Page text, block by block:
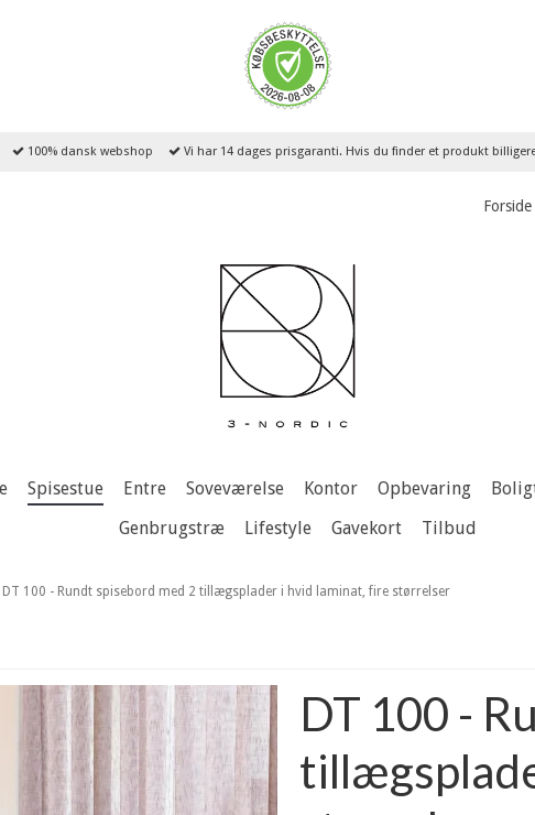
100% dansk webshop Vi har 14 dages prisgaranti. Hvis du finder et produkt
Forside
Spisestue Entre Soveværelse Kontor Opbevaring
Genbrugstræ
Lifestyle Gavekort Tilbud
DT 100 - Rundt spisebord med 2 tillægsplader i hvid laminat, fire størrelser
DT 100 -